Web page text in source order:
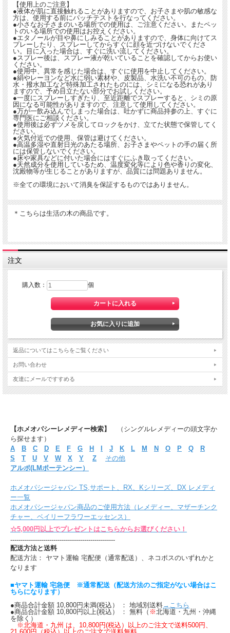
【使用上のご注意】
●液体が肌に直接触れることがありますので、お子さまや肌の敏感な
方は、使用する前にパッチテストを行なってください。
●小さなお子さまのいる場所での使用は、ご注意ください。またペッ
トのいる場所での使用はお控えください。
●エタノールが目や鼻にしみることがありますので、身体に向けてス
プレーしたり、スプレーしてからすぐに顔を近づけないでくださ
い。目に入った場合は、すぐに洗い流してください。
●スプレー後は、スプレー液が乾いていることを確認してからお使い
ください。
●使用中、異常を感じた場合は、すぐに使用を中止してください。
●絹やレーヨンなど水に弱い素材や、皮製品、水洗い不可のもの、防
水・撥水加工など特殊加工されたものには、シミになる恐れがあり
ますので、予め目立たない部分でお試しください。
●一度にスプレーしすぎたり、至近距離でスプレーすると、シミの原
因になる可能性がありますので、注意して使用してください。
●万が一飲み込んでしまった場合は、吐かずに商品持参の上、すぐに
専門医にご相談ください。
●使用後は必ずツメを戻してロックをかけ、立てた状態で保管してく
ださい。
●火気付近での使用、保管は避けてください。
●高温多湿や直射日光のあたる場所、お子さまやペットの手の届く所
には保管しないでください。
●床や家具などに付いた場合にはすぐにふき取ってください。
●天然成分を使用しているため、温度変化等により色や香りの変化、
沈殿物等が生じることがありますが、品質には問題ありません。
※全ての環境において消臭を保証するものではありません。
＊こちらは生活の木の商品です。
注文
購入数： 個
返品についてはこちらをご覧ください
お問い合わせ
友達にメールですすめる
【ホメオパシーレメディー検索】
（シングルレメディーの頭文字か
ら探せます）
A
B C D E F G H J K L M N O P Q
R
S
T U V W X Y Z
その他
アルポ(LMポーテンシー）
ホメオパシージャパン TS,サポート、RX、Kシリーズ、DX レメディ
ー一覧
ホメオパシージャパン商品のご使用方法（レメディー、マザーチンク
チャー、ベイリーフラワーエッセンス）
☆5,000円以上でプレゼントはこちらからお選びください！
---------------------------------------------------
配送方法と送料
配送方法： ヤマト運輸 宅配便（通常配送）、ネコポスのいずれかと
なります
■ヤマト運輸 宅急便 ※通常配送（配送方法のご指定がない場合はこ
ちらになります）
●商品合計金額 10,800円未満(税込） ： 地域別送料→こちら
●商品合計金額 10,800円以上(税込） ： 無料（ ※北海道・九州・沖縄
を除く）
※北海道・九州 は、10,800円(税込）以上のご注文で送料500円、